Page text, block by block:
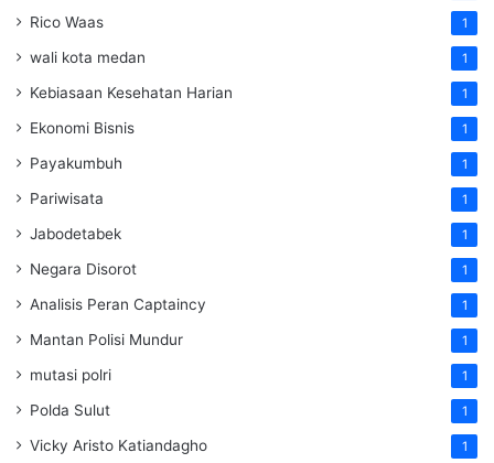
Rico Waas 1
wali kota medan 1
Kebiasaan Kesehatan Harian 1
Ekonomi Bisnis 1
Payakumbuh 1
Pariwisata 1
Jabodetabek 1
Negara Disorot 1
Analisis Peran Captaincy 1
Mantan Polisi Mundur 1
mutasi polri 1
Polda Sulut 1
Vicky Aristo Katiandagho 1